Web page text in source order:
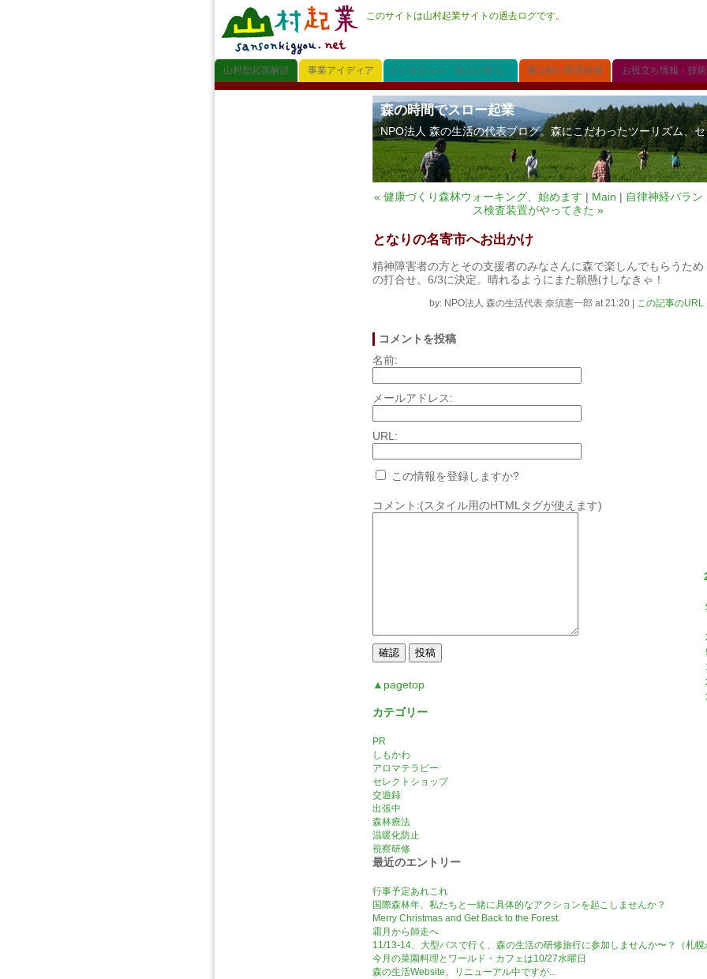
このサイトは山村起業サイトの過去ログです。
山村型起業解説 事業アイディア インタビュー「先人に学ぶ」 農山村の背景情報 お役立ち情報・技術
森の時間でスロー起業
NPO法人 森の生活の代表ブログ。森にこだわったツーリズム、
« 健康づくり森林ウォーキング、始めます | Main | 自律神経バラン
ス検査装置がやってきた »
となりの名寄市へお出かけ
精神障害者の方とその支援者のみなさんに森で楽しんでもらうため
の打合せ。6/3に決定。晴れるようにまた願懸けしなきゃ！
by: NPO法人 森の生活代表 奈須憲一郎 at 21:20 | この記事のURL
コメントを投稿
名前:
メールアドレス:
URL:
この情報を登録しますか?
コメント:(スタイル用のHTMLタグが使えます)
▲pagetop
カテゴリー
PR
しもかわ
アロマテラピー
セレクトショップ
交遊録
出張中
森林療法
温暖化防止
視察研修
最近のエントリー
行事予定あれこれ
国際森林年、私たちと一緒に具体的なアクションを起こしませんか？
Merry Christmas and Get Back to the Forest.
霜月から師走へ
11/13-14、大型バスで行く、森の生活の研修旅行に参加しませんか〜？（札幌
今月の菜園料理とワールド・カフェは10/27水曜日
森の生活Website、リニューアル中ですが...